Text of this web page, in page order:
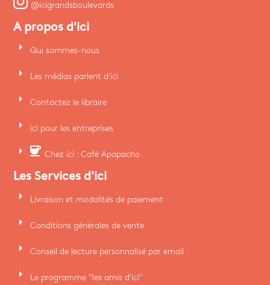
@icigrandsboulevards
A propos d'ici
arrow_right Qui sommes-nous
arrow_right Les médias parlent d'ici
arrow_right Contactez le libraire
arrow_right ici pour les entreprises
arrow_right coffee Chez ici : Café Apapacho
Les Services d'ici
arrow_right Livraison et modalités de paiement
arrow_right Conditions générales de vente
arrow_right Conseil de lecture personnalisé par email
arrow_right Le programme "les amis d'ici"